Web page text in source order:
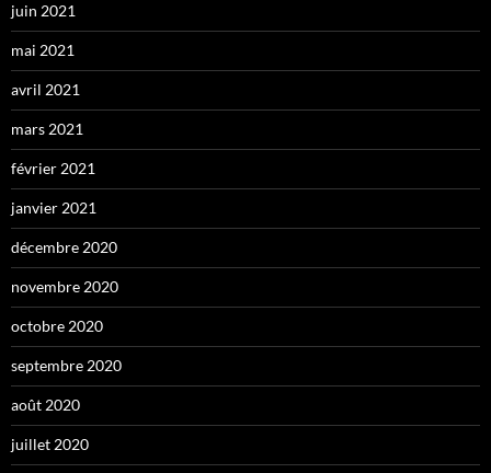
juin 2021
mai 2021
avril 2021
mars 2021
février 2021
janvier 2021
décembre 2020
novembre 2020
octobre 2020
septembre 2020
août 2020
juillet 2020